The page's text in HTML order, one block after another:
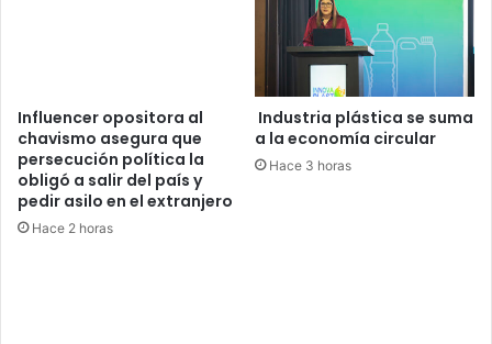
Influencer opositora al
chavismo asegura que
persecución política la
obligó a salir del país y
pedir asilo en el extranjero
Hace 2 horas
Industria plástica se suma
a la economía circular
Hace 3 horas